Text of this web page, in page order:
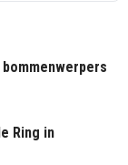
Ring in